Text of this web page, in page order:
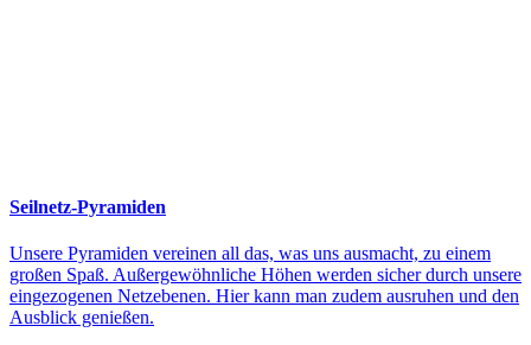
Seilnetz-Pyramiden
Unsere Pyramiden vereinen all das, was uns ausmacht, zu einem
großen Spaß. Außergewöhnliche Höhen werden sicher durch unsere
eingezogenen Netzebenen. Hier kann man zudem ausruhen und den
Ausblick genießen.